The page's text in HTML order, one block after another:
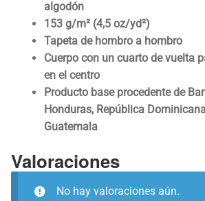
algodón
153 g/m² (4,5 oz/yd²)
Tapeta de hombro a hombro
Cuerpo con un cuarto de vuelta
en el centro
Producto base procedente de
Honduras, República
Guatemala
Valoraciones
No hay valoraciones aún.